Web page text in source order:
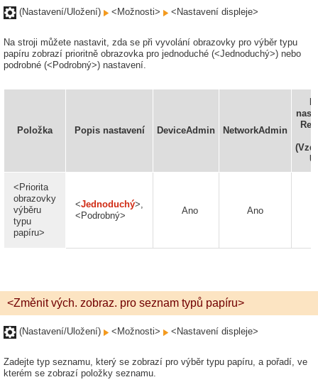
(Nastavení/Uložení) <Možnosti> <Nastavení displeje>
Na stroji můžete nastavit, zda se při vyvolání obrazovky pro výběr typu
papíru zobrazí prioritně obrazovka pro jednoduché (<Jednoduchý>) nebo
podrobné (<Podrobný>) nastavení.
Položka Popis nastavení DeviceAdmin NetworkAdmin
<Priorita
obrazovky
výběru
typu
papíru>
<Jednoduchý>,
<Podrobný>
Ano Ano
<Změnit vých. zobraz. pro seznam typů papíru>
(Nastavení/Uložení) <Možnosti> <Nastavení displeje>
Zadejte typ seznamu, který se zobrazí pro výběr typu papíru, a pořadí, ve
kterém se zobrazí položky seznamu.